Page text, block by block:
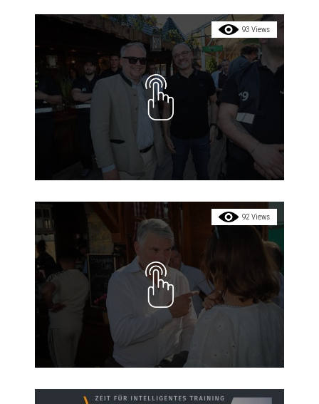
93 Views
92 Views